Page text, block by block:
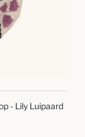
- Lily Luipaard